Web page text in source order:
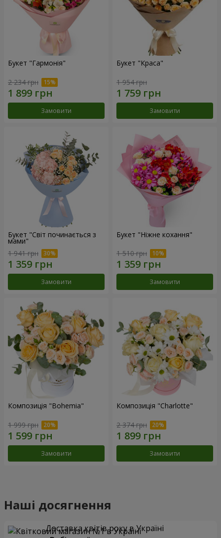
Букет "Гармонія"
2 234 грн
Замовити
Букет "Краса"
1 954 грн
Замовити
Букет "Світ починається з
мами"
1 941 грн
Замовити
Букет "Ніжне кохання"
1 510 грн
Замовити
Композиція "Bohemia"
1 999 грн
Замовити
Композиція "Charlotte"
2 374 грн
Замовити
Наші досягнення
Доставка квітів року в Україні